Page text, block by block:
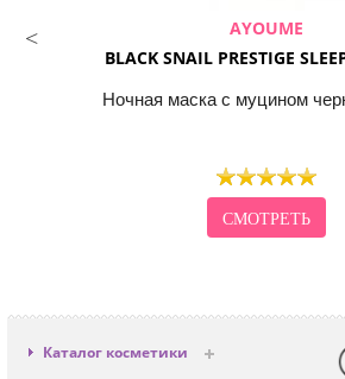
AYOUME
BLACK SNAIL PRESTIGE
Ночная маска с муцином
СМОТРЕТЬ
Каталог косметики